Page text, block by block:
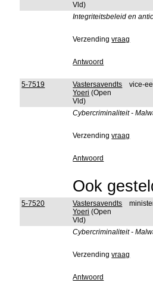
Vld)
Integriteitsbeleid en
Verzendingvraag
Antwoord
5-7519
Vastersavendts
Yoeri (Open
Vld)
vice-
Cybercriminaliteit -
Verzendingvraag
Antwoord
Ook
5-7520
Vastersavendts
Yoeri (Open
Vld)
Cybercriminaliteit -
Verzendingvraag
Antwoord